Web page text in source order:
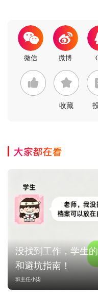
收藏
大家都在看
没找到工作，学生
和避坑指南！
班主任小柒